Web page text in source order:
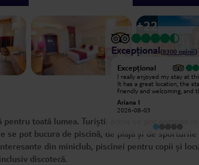
+22
Excepțional(8300 opinii)
Excepțional
It was so good, i will be back..
Excepțional
I really enjoyed my stay at
It has a great location, the
friendly and welcoming, and
Everything went smoothly,
a very enjoyable experience.
entertainment program, the
shows were fantastic and
fun atmosphere every night. I
happily stay here again.
Ariana I
2026-08-03
toată lumea. Turiștii activi se pot antrena în
pot bucura de piscină, de plajă și de sporturile
din miniclub, piscinei pentru copii și
discotecă.